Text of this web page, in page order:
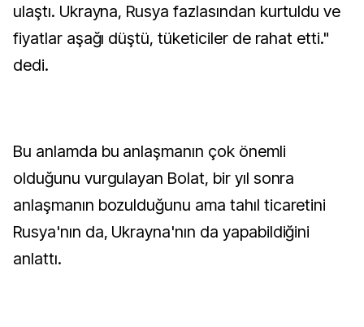
ulaştı. Ukrayna, Rusya fazlasından kurtuldu ve
fiyatlar aşağı düştü, tüketiciler de rahat etti."
dedi.
Bu anlamda bu anlaşmanın çok önemli
olduğunu vurgulayan Bolat, bir yıl sonra
anlaşmanın bozulduğunu ama tahıl ticaretini
Rusya'nın da, Ukrayna'nın da yapabildiğini
anlattı.